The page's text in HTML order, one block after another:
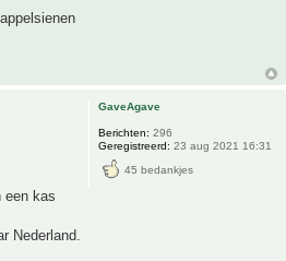
een kas
Nederland.
GaveAgave
Berichten: 296
Geregistreerd: 23 aug 2021 16:31
45 bedankjes